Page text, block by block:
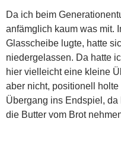
Da ich beim
anfämglich kaum was mit.
Glasscheibe lugte, hatte
niedergelassen. Da hatte
hier vielleicht eine kleine
aber nicht, positionell
Übergang ins Endspiel,
die Butter vom Brot